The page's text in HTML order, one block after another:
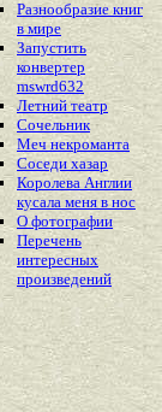
Разнообразие книг
в мире
Запустить
конвертер
mswrd632
Летний театр
Сочельник
Меч некроманта
Соседи хазар
Королева Англии
кусала меня в нос
О фотографии
Перечень
интересных
произведений